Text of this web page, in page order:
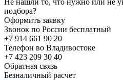
подбора?
Оформить заявку
Звонок по России бесплатный
+7 914 661 90 20
Телефон во Владивостоке
+7 423 209 30 40
Обратная связь
Безналичный расчет